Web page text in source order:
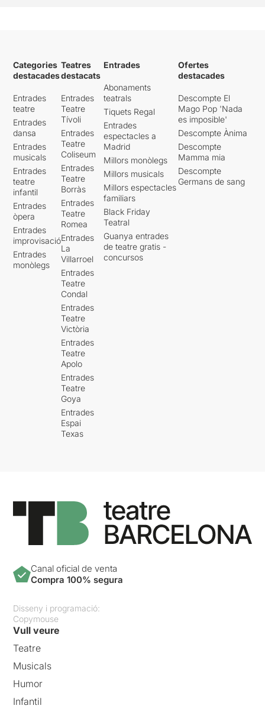
Categories
destacades
Entrades
teatre
Entrades
dansa
Entrades
musicals
Entrades
teatre
infantil
Entrades
òpera
Entrades
improvisació
Entrades
monòlegs
Teatres
destacats
Entrades
Teatre
Tívoli
Entrades
Teatre
Coliseum
Entrades
Teatre
Borràs
Entrades
Teatre
Romea
Entrades
La
Villarroel
Entrades
Teatre
Condal
Entrades
Teatre
Victòria
Entrades
Teatre
Apolo
Entrades
Teatre
Goya
Entrades
Espai
Texas
Entrades
Abonaments
teatrals
Tiquets Regal
Entrades
espectacles a
Madrid
Millors monòlegs
Millors musicals
Millors espectacles
familiars
Black Friday
Teatral
Guanya entrades
de teatre gratis -
concursos
Ofertes
destacades
Descompte El
Mago Pop 'Nada
es imposible'
Descompte Ànima
Descompte
Mamma mia
Descompte
Germans de sang
Canal oficial de venta
Compra 100% segura
Disseny i programació:
Copymouse
Vull veure
Teatre
Musicals
Humor
Infantil